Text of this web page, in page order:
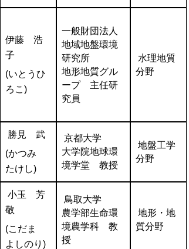
伊藤 浩
子
(いとうひ
ろこ)
一般財団法人
地域地盤環境
研究所
地形地質グル
ープ 主任研
究員
水理地質
分野
勝見 武
(かつみ
たけし)
京都大学
大学院地球環
境学堂 教授
地盤工学
分野
小玉 芳
敬
(こだま
よしのり)
鳥取大学
農学部生命環
境農学科 教
授
地形・地
質分野